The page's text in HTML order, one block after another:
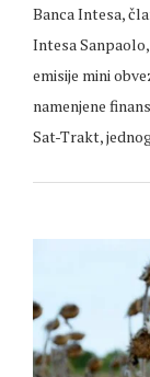
Banca Intesa,
Intesa
emisije mini
namenjene
Sat-Trakt,